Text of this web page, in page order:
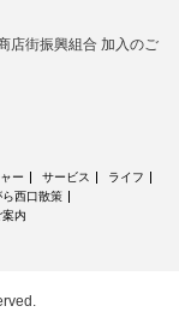
店街振興組合 加入のご
ー サービス
ライフ
西口散策
内